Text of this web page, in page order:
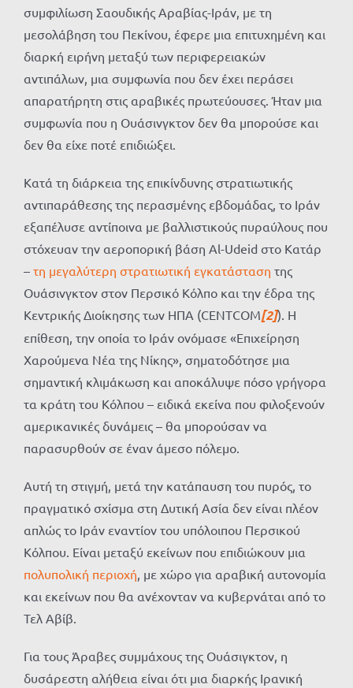
συμφιλίωση Σαουδικής Αραβίας-Ιράν, με τη
μεσολάβηση του Πεκίνου, έφερε μια επιτυχημένη και
διαρκή ειρήνη μεταξύ των περιφερειακών
αντιπάλων, μια συμφωνία που δεν έχει περάσει
απαρατήρητη στις αραβικές πρωτεύουσες. Ήταν μια
συμφωνία που η Ουάσινγκτον δεν θα μπορούσε και
δεν θα είχε ποτέ επιδιώξει.
Κατά τη διάρκεια της επικίνδυνης στρατιωτικής
αντιπαράθεσης της περασμένης εβδομάδας, το Ιράν
εξαπέλυσε αντίποινα με βαλλιστικούς πυραύλους που
στόχευαν την αεροπορική βάση Al-Udeid στο Κατάρ
– τη μεγαλύτερη στρατιωτική εγκατάσταση της
Ουάσινγκτον στον Περσικό Κόλπο και την έδρα της
Κεντρικής Διοίκησης των ΗΠΑ (CENTCOM[2]). Η
επίθεση, την οποία το Ιράν ονόμασε «Επιχείρηση
Χαρούμενα Νέα της Νίκης», σηματοδότησε μια
σημαντική κλιμάκωση και αποκάλυψε πόσο γρήγορα
τα κράτη του Κόλπου – ειδικά εκείνα που φιλοξενούν
αμερικανικές δυνάμεις – θα μπορούσαν να
παρασυρθούν σε έναν άμεσο πόλεμο.
Αυτή τη στιγμή, μετά την κατάπαυση του πυρός, το
πραγματικό σχίσμα στη Δυτική Ασία δεν είναι πλέον
απλώς το Ιράν εναντίον του υπόλοιπου Περσικού
Κόλπου. Είναι μεταξύ εκείνων που επιδιώκουν μια
πολυπολική περιοχή, με χώρο για αραβική αυτονομία
και εκείνων που θα ανέχονταν να κυβερνάται από το
Τελ Αβίβ.
Για τους Άραβες συμμάχους της Ουάσιγκτον, η
δυσάρεστη αλήθεια είναι ότι μια διαρκής Ιρανική